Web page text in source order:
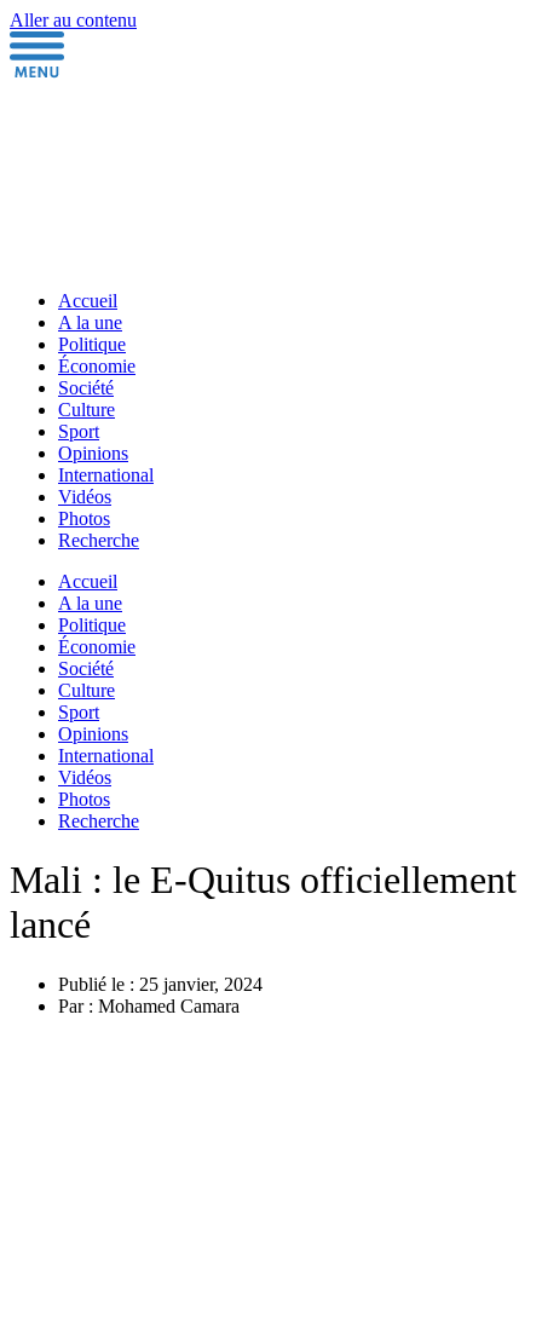
Aller au contenu
Accueil
A la une
Politique
Économie
Société
Culture
Sport
Opinions
International
Vidéos
Photos
Recherche
Accueil
A la une
Politique
Économie
Société
Culture
Sport
Opinions
International
Vidéos
Photos
Recherche
Mali : le E-Quitus officiellement
lancé
Publié le : 25 janvier, 2024
Par : Mohamed Camara